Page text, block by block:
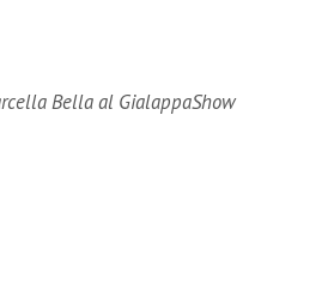
Bella al GialappaShow